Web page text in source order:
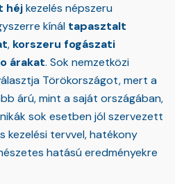
héjkezelés népszeru
kínál tapasztalt
, korszeru fogászati
árakat. Sok nemzetközi
Törökországot, mert a
árú, mint a saját országában,
sok esetben jól szervezett
kezelési tervvel, hatékony
hatású eredményekre